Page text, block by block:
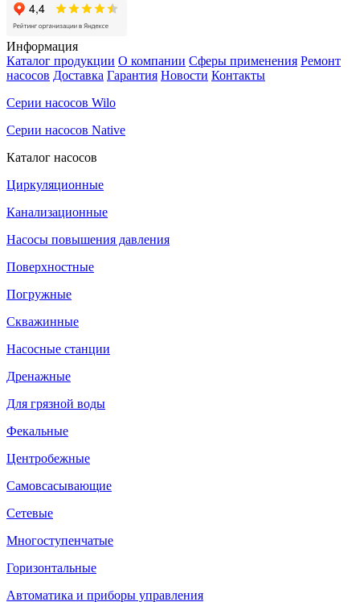
Информация
Каталог продукции О компании Сферы применения Ремонт
насосов Доставка Гарантия Новости Контакты
Серии насосов Wilo
Серии насосов Native
Каталог насосов
Циркуляционные
Канализационные
Насосы повышения давления
Поверхностные
Погружные
Скважинные
Насосные станции
Дренажные
Для грязной воды
Фекальные
Центробежные
Самовсасывающие
Сетевые
Многоступенчатые
Горизонтальные
Автоматика и приборы управления